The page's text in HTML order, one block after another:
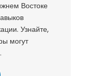
Востоке
Узнайте,
могут